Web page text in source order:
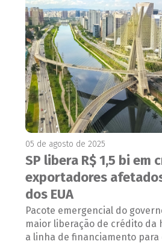
05 de agosto de 2025
SP libera R$ 1,5 bi em
exportadores
dos EUA
Pacote emergencial do
maior liberação de crédito da
a linha de financiamento para